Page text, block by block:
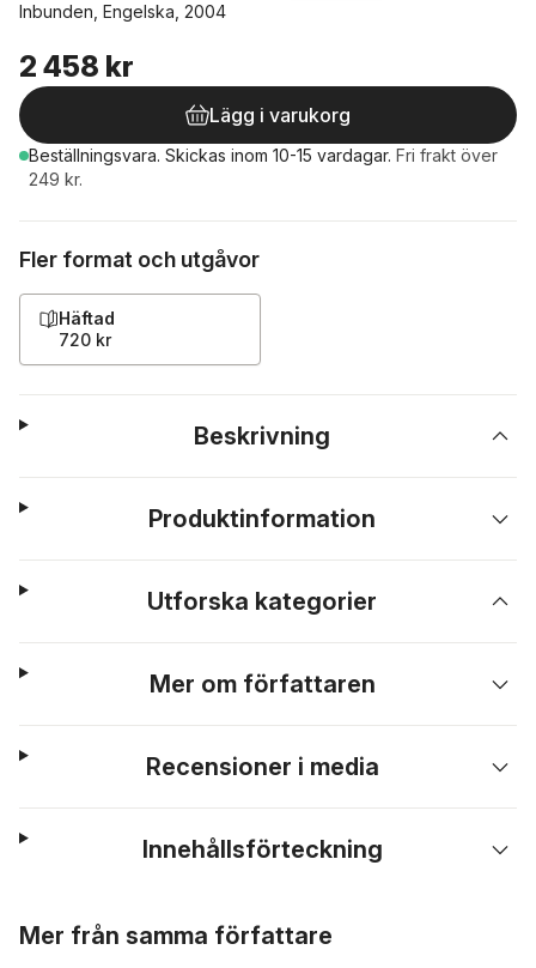
Inbunden, Engelska, 2004
2 458 kr
Lägg i varukorg
Beställningsvara. Skickas inom 10-15 vardagar. Fri frakt över
249 kr.
Fler format och utgåvor
Häftad
720 kr
Beskrivning
Produktinformation
Utforska kategorier
Mer om författaren
Recensioner i media
Innehållsförteckning
Mer från samma författare